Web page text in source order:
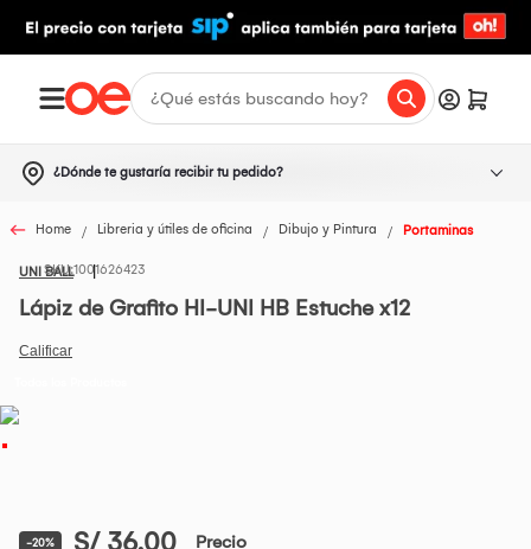
¿Dónde te gustaría recibir tu pedido?
Home Libreria y útiles de oficina Dibujo y Pintura Portaminas
UNI BALL1001626423
Lápiz de Grafito HI-UNI HB Estuche x12
-20% S/ 36.00 Precio